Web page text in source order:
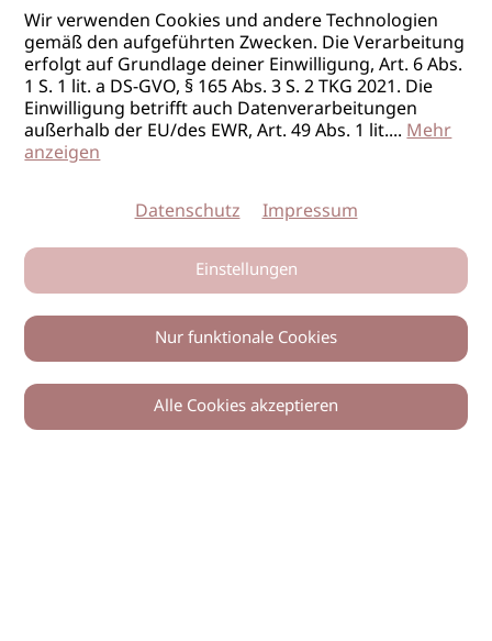
0
Wir verwenden Cookies und andere Technologien
gemäß den aufgeführten Zwecken. Die Verarbeitung
erfolgt auf Grundlage deiner Einwilligung, Art. 6 Abs.
1 S. 1 lit. a DS-GVO, § 165 Abs. 3 S. 2 TKG 2021. Die
Einwilligung betrifft auch Datenverarbeitungen
außerhalb der EU/des EWR, Art. 49 Abs. 1 lit....Mehr
anzeigen
Datenschutz Impressum
Einstellungen
Nur funktionale Cookies
Alle Cookies akzeptieren